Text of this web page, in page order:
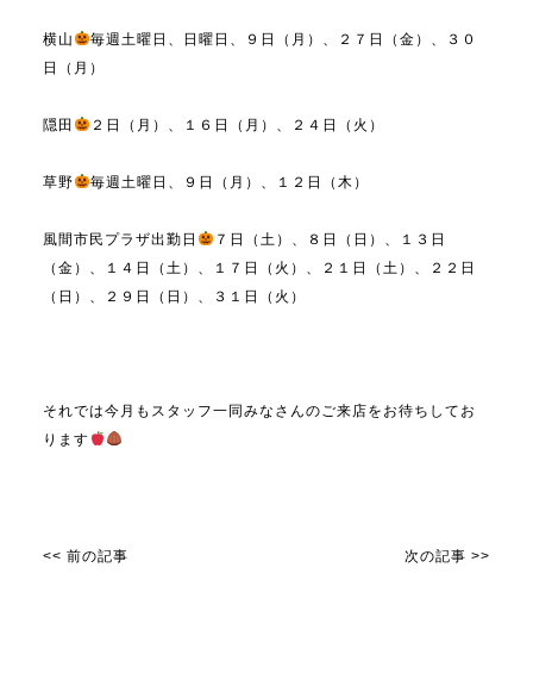
横山
毎週土曜日、日曜日、９日（月）、２７日（金）、３０
日（月）
隠田 ２日（月）、１６日（月）、２４日（火）
草野 毎週土曜日、９日（月）、１２日（木）
風間市民プラザ出勤日
７日（土）、８日（日）、１３日
（金）、１４日（土）、１７日（火）、２１日（土）、２２日
（日）、２９日（日）、３１日（火）
それでは今月もスタッフ一同みなさんのご来店をお待ちしてお
ります
<< 前の記事 次の記事 >>